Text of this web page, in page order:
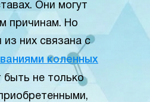
Они могут
причинам. Но
из них связана с
коленных
быть не только